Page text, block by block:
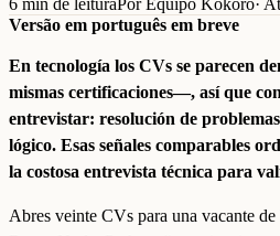
6 min de leituraPor Equipo Kokoro·
Versão em português em breve
En tecnología los CVs se parecen
mismas certificaciones—, así que
entrevistar: resolución de
lógico. Esas señales comparables
la costosa entrevista técnica para
Abres veinte CVs para una vacante